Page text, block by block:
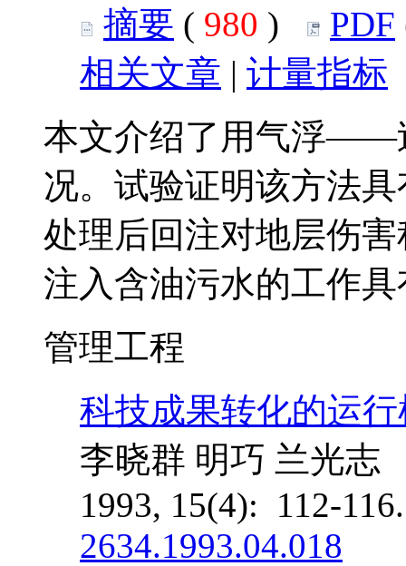
摘要 ( 980 ) PDF
相关文章 | 计量指标
本文介绍了用气浮——
况。试验证明该方法
处理后回注对地层伤
注入含油污水的工作
管理工程
科技成果转化的运
李晓群 明巧 兰光志
1993, 15(4): 112-
2634.1993.04.018